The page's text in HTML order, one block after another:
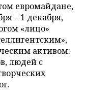
евромайдане,
– 1 декабря,
«лицо»
активом:
людей с